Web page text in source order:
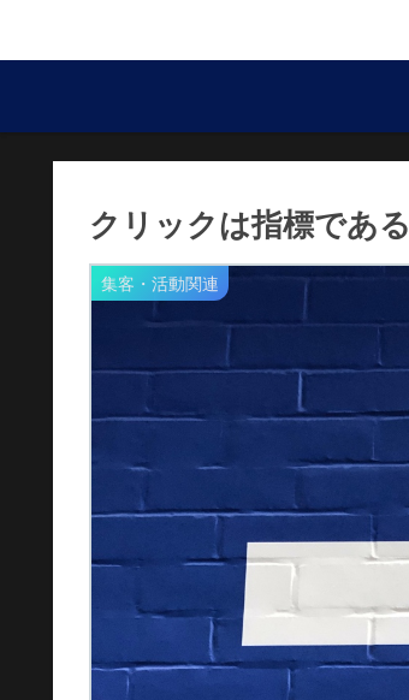
クリックは指標である
集客・活動関連